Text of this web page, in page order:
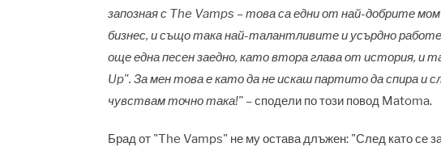
запозная с The Vamps – това са едни от най-добрите
бизнес, и също така най-талантливите и усърдно
още една песен заедно, като втора глава от история, и
Up". За мен това е като да не искаш партито да спира и
чувствам точно така!" – сподели по този повод Matoma.
Брад от "The Vamps" не му остава длъжен: "След като се